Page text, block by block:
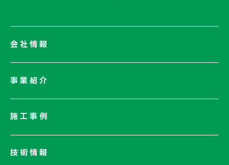
会社情報
会社情報一覧
ネットワーク
事業紹介
施工事例
技術情報